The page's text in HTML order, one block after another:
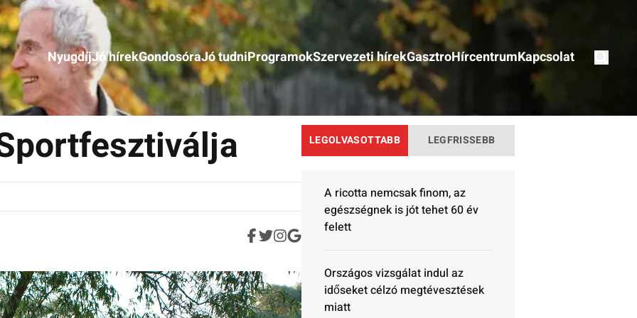
NyugdíjJó hírekGondosóraJó tudniProgramokSzervezeti hírekGasztroHírcentrumKapcsolat
LEGOLVASOTTABB LEGFRISSEBB
A ricotta nemcsak finom, az
egészségnek is jót tehet 60 év
felett
Országos vizsgálat indul az
időseket célzó megtévesztések
miatt